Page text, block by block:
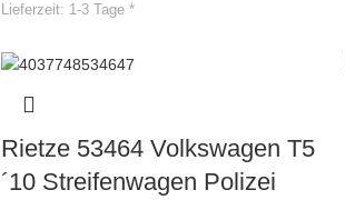
Lieferzeit: 1-3 Tage *
Rietze 53464 Volkswagen T5
´10 Streifenwagen Polizei